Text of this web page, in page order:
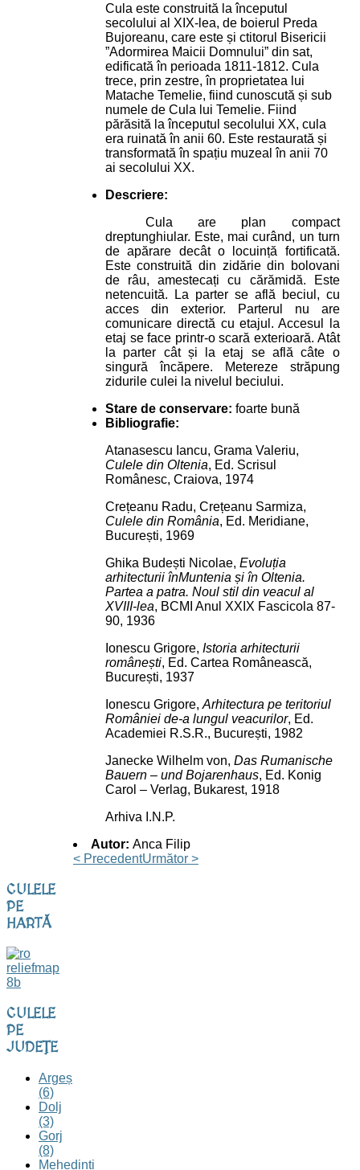
Cula este construită la începutul
secolului al XIX-lea, de boierul Preda
Bujoreanu, care este și ctitorul Bisericii
”Adormirea Maicii Domnului” din sat,
edificată în perioada 1811-1812. Cula
trece, prin zestre, în proprietatea lui
Matache Temelie, fiind cunoscută și sub
numele de Cula lui Temelie. Fiind
părăsită la începutul secolului XX, cula
era ruinată în anii 60. Este restaurată și
transformată în spațiu muzeal în anii 70
ai secolului XX.
Descriere:
Cula are plan compact
dreptunghiular. Este, mai curând, un turn
de apărare decât o locuință fortificată.
Este construită din zidărie din bolovani
de râu, amestecați cu cărămidă. Este
netencuită. La parter se află beciul, cu
acces din exterior. Parterul nu are
comunicare directă cu etajul. Accesul la
etaj se face printr-o scară exterioară. Atât
la parter cât și la etaj se află câte o
singură încăpere. Metereze străpung
zidurile culei la nivelul beciului.
Stare de conservare: foarte bună
Bibliografie:
Atanasescu Iancu, Grama Valeriu,
Culele din Oltenia, Ed. Scrisul
Românesc, Craiova, 1974
Crețeanu Radu, Crețeanu Sarmiza,
Culele din România, Ed. Meridiane,
București, 1969
Ghika Budești Nicolae, Evoluția
arhitecturii înMuntenia și în Oltenia.
Partea a patra. Noul stil din veacul al
XVIII-lea, BCMI Anul XXIX Fascicola 87-
90, 1936
Ionescu Grigore, Istoria arhitecturii
românești, Ed. Cartea Românească,
București, 1937
Ionescu Grigore, Arhitectura pe teritoriul
României de-a lungul veacurilor, Ed.
Academiei R.S.R., București, 1982
Janecke Wilhelm von, Das Rumanische
Bauern – und Bojarenhaus, Ed. Konig
Carol – Verlag, Bukarest, 1918
Arhiva I.N.P.
Autor: Anca Filip
< PrecedentUrmător >
CULELE
PE
HARTĂ
CULELE
PE
JUDEȚE
Argeș
(6)
Dolj
(3)
Gorj
(8)
Mehedinți